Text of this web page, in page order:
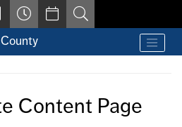
Content Page